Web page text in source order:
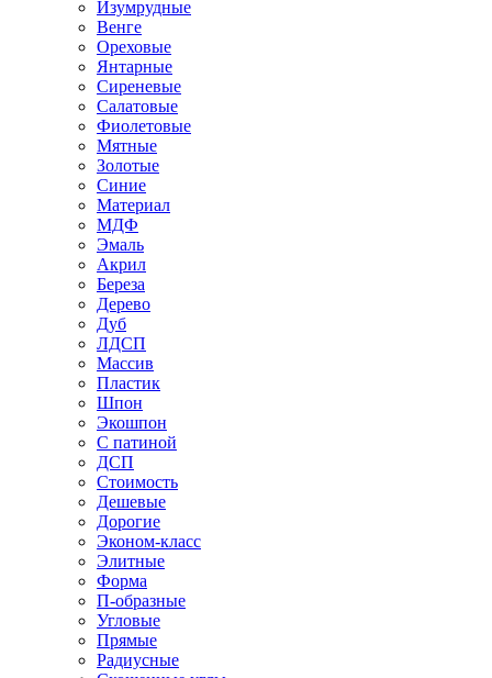
Изумрудные
Венге
Ореховые
Янтарные
Сиреневые
Салатовые
Фиолетовые
Мятные
Золотые
Синие
Материал
МДФ
Эмаль
Акрил
Береза
Дерево
Дуб
ЛДСП
Массив
Пластик
Шпон
Экошпон
С патиной
ДСП
Стоимость
Дешевые
Дорогие
Эконом-класс
Элитные
Форма
П-образные
Угловые
Прямые
Радиусные